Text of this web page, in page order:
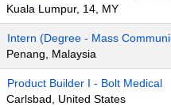
Kuala Lumpur, 14, MY
Intern (Degree - Mass
Penang, Malaysia
Product Builder I - Bolt Medical
Carlsbad, United States